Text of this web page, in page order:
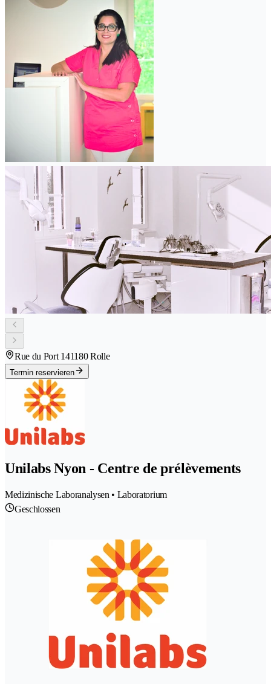
Rue du Port 141180 Rolle
Termin reservieren
Unilabs Nyon - Centre de prélèvements
Medizinische Laboranalysen • Laboratorium
Geschlossen